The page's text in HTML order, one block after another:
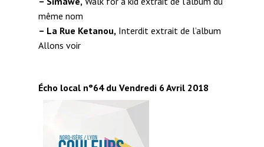
même nom
– La Rue Ketanou, Interdit extrait de l’album
Allons voir
Écho local n°64 du Vendredi 6 Avril 2018